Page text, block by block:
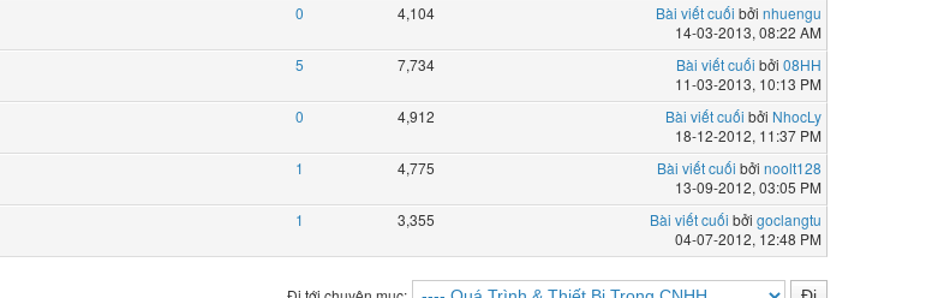
0 4,104 Bài viết cuối bởi nhuengu
14-03-2013, 08:22 AM
5 7,734 Bài viết cuối bởi 08HH
11-03-2013, 10:13 PM
0 4,912 Bài viết cuối bởi NhocLy
18-12-2012, 11:37 PM
1 4,775 Bài viết cuối bởi noolt128
13-09-2012, 03:05 PM
1 3,355 Bài viết cuối bởi goclangtu
04-07-2012, 12:48 PM